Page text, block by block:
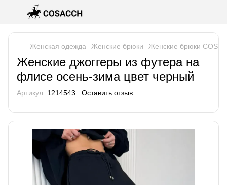
Женская одежда Женские брюки Женские брюки
Женские джоггеры из футера на
флисе осень-зима цвет черный
Артикул: 1214543 Оставить отзыв